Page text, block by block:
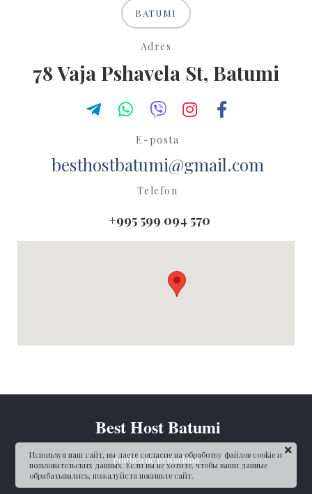
BATUMI
Adres
78 Vaja Pshavela St, Batumi
E-posta
besthostbatumi@gmail.com
Telefon
+995 599 094 570
Best Host Batumi
Política de privacidad
Используя наш сайт, вы даете согласие на обработку файлов cookie и
пользовательских данных. Если вы не хотите, чтобы ваши данные
обрабатывались, пожалуйста покиньте сайт.